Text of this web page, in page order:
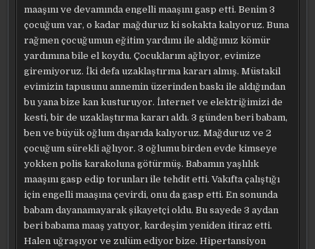
maaşını ve devamında engelli maaşını gasp etti. Benim 3
çocuğum var, o kadar mağduruz ki sokakta kalıyoruz. Buna
rağmen çocuğumun eğitim yardımı ile aldığımız kömür
yardımına bile el koydu. Çocuklarım ağlıyor, evimize
giremiyoruz. İki defa uzaklaştırma kararı almış. Müstakil
evimizin tapusunu annemin üzerinden baskı ile aldığından
bu yana bize kan kusturuyor. İnternet ve elektriğimizi de
kesti, bir de uzaklaştırma kararı aldı. 3 günden beri babam,
ben ve büyük oğlum dışarıda kalıyoruz. Mağduruz ve 2
çocuğum sürekli ağlıyor. 3 oğlumu birden evde kimseye
yokken polis karakoluna götürmüş. Babamın yaşlılık
maaşını gasp edip torunları ile tehdit etti. Vakıfta çalıştığı
için engelli maaşına çevirdi, onu da gasp etti. En sonunda
babam dayanamayarak şikayetçi oldu. Bu sayede 3 aydan
beri babama maaş yatıyor, kardeşim yeniden itiraz etti.
Halen uğraşıyor ve zulüm ediyor bize. Hipertansiyon